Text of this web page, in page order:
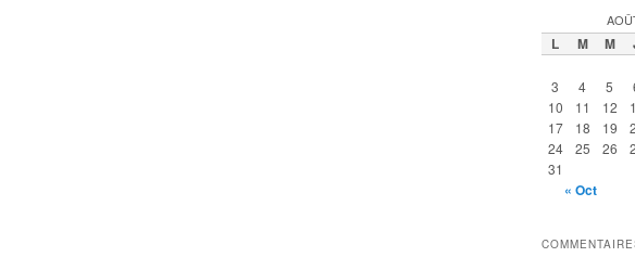
L M M
3
4 5
10
11 12
17
18 19
24
25 26
31
« Oct